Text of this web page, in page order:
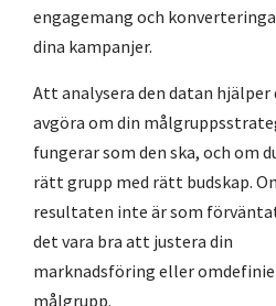
engagemang och
dina kampanjer.
Att analysera den datan
avgöra om din
fungerar som den ska, och om
rätt grupp med rätt budskap.
resultaten inte är som
det vara bra att justera din
marknadsföring eller
målgrupp.